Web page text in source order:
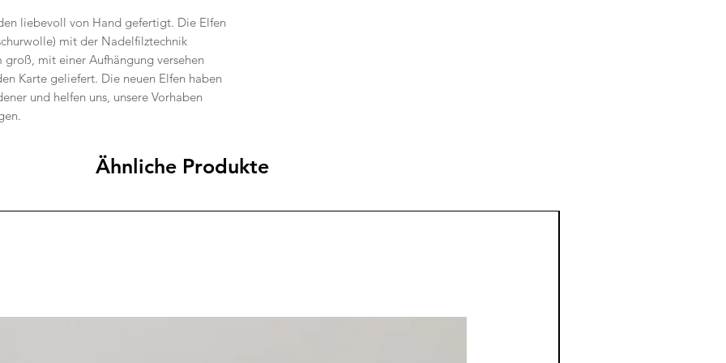
liebevoll von Hand gefertigt. Die Elfen
mit der Nadelfilztechnik
mit einer Aufhängung versehen
Karte geliefert. Die neuen Elfen haben
und helfen uns, unsere Vorhaben
Ähnliche Produkte